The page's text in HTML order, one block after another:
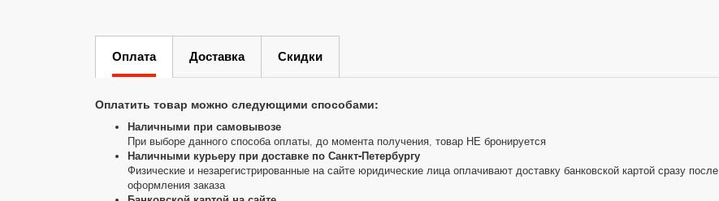
Оплата Доставка Скидки
Оплатить товар можно следующими способами:
Наличными при самовывозе
При выборе данного способа оплаты, до момента получения, товар НЕ бронируется
Наличными курьеру при доставке по Санкт-Петербургу
Физические и незарегистрированные на сайте юридические лица оплачивают доставку банковской картой сразу после
оформления заказа